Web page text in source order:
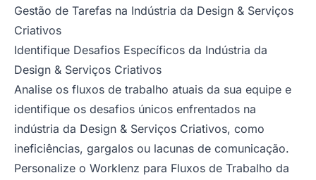
Gestão de Tarefas na Indústria da Design & Serviços
Criativos
Identifique Desafios Específicos da Indústria da
Design & Serviços Criativos
Analise os fluxos de trabalho atuais da sua equipe e
identifique os desafios únicos enfrentados na
indústria da Design & Serviços Criativos, como
ineficiências, gargalos ou lacunas de comunicação.
Personalize o Worklenz para Fluxos de Trabalho da